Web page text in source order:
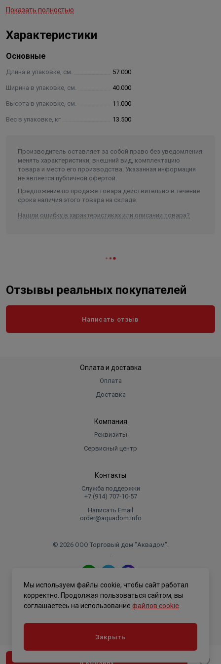
В корзину
Каждое изделие проходит следующие процессы:
Обработка поверхности – электролитическая
устранить микроскопические дефекты, повысить
коррозионную стойкость.
этот комплексное улучшение коррозионной стойкости,
механических свойств и размерной стабильности.
Размагничивание – снижение магнитных свойств
продлевая срок службы продукта.
Гидроразделитель нержавеющий с коллектором
горизонтальный двусторонний
Материал: Нержавеющая сталь AISI 304
Толщина стали патрубков: 2,5 мм
В комплекте: автоматический воздухоотводчик,
дренажный кран, магнитный уловитель шлама,
Показать полностью
Характеристики
Основные
Длина в упаковке, см. 57.000
Ширина в упаковке, см. 40.000
Высота в упаковке, см. 11.000
Вес в упаковке, кг 13.500
Производитель оставляет за собой право без уведомления
менять характеристики, внешний вид, комплектацию
товара и место его производства. Указанная информация
не является публичной офертой.
Предложение по продаже товара действительно в течение
срока наличия этого товара на складе.
Нашли ошибку в характеристиках или описании товара?
Отзывы реальных покупателей
Написать отзыв
Оплата и доставка
Оплата
Доставка
Компания
Реквизиты
Сервисный центр
Контакты
Служба поддержки
+7 (914) 707‑10‑57
Написать Email
order@aquadom.info
© 2026 ООО Торговый дом "Аквадом".
.
Политика конфиденциальности
Мы используем файлы cookie, чтобы сайт работал
корректно. Продолжая пользоваться сайтом, вы
соглашаетесь на использование файлов cookie
Закрыть